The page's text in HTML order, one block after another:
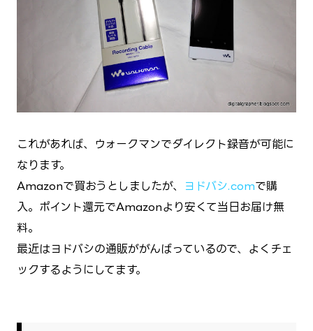
これがあれば、ウォークマンでダイレクト録音が可能に
なります。
Amazonで買おうとしましたが、
ヨドバシ.comで購
入。ポイント還元でAmazonより安くて当日お届け無
料。
最近はヨドバシの通販ががんばっているので、よくチェ
ックするようにしてます。